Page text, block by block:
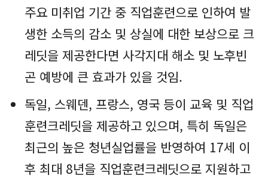
주요 미취업 기간 중 직업훈련으로 인하여 발
생한 소득의 감소 및 상실에 대한 보상으로 크
레딧을 제공한다면 사각지대 해소 및 노후빈
곤 예방에 큰 효과가 있을 것임.
독일, 스웨덴, 프랑스, 영국 등이 교육 및 직업
훈련크레딧을 제공하고 있으며, 특히 독일은
최근의 높은 청년실업률을 반영하여 17세 이
후 최대 8년을 직업훈련크레딧으로 지원하고